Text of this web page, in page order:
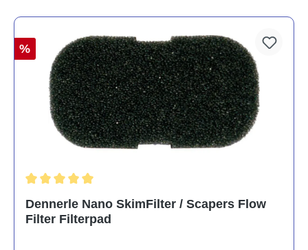
%
Dennerle Nano SkimFilter / Scapers Flow
Filter Filterpad